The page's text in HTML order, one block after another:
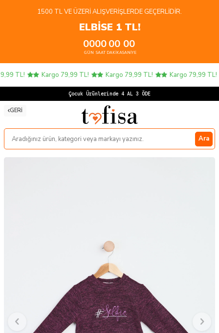
1500 TL VE ÜZERI ALIŞVERIŞLERDE GEÇERLIDIR.
ELBİSE 1 TL!
00
GÜN
00
SAAT
00
DAKIKA
00
SANIYE
TL! Kargo 79,99 TL! Kargo 79,99 TL! Kargo 79,99 TL!
Çocuk Ürünlerinde 4 AL 3 ÖDE!
GERI
Ara